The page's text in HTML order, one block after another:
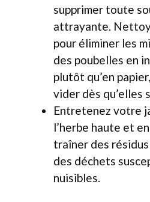
supprimer toute
attrayante.
pour éliminer les
des poubelles en
plutôt qu’en
vider dès qu’elles
Entretenez votre
l’herbe haute et
traîner des
des déchets
nuisibles.